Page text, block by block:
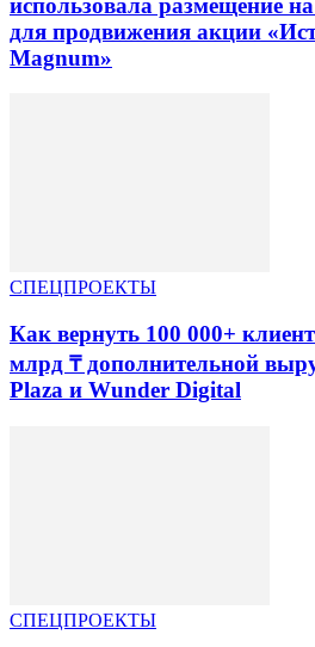
для продвижения акции
Magnum»
СПЕЦПРОЕКТЫ
Как вернуть 100 000+
млрд ₸ дополнительной
Plaza и Wunder Digital
СПЕЦПРОЕКТЫ